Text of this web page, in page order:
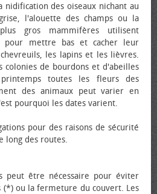
des oiseaux nichant au
l'alouette des champs ou la
gros mammifères utilisent
pour mettre bas et cacher leur
les lapins et les lièvres.
de bourdons et d'abeilles
toutes les fleurs des
des animaux peut varier en
pourquoi les dates varient.
pour des raisons de sécurité
long des routes.
peut être nécessaire pour éviter
(*) ou la fermeture du couvert. Les